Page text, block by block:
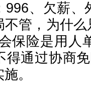
996、欠薪
不管，为什
保险是用人
得通过协商
。